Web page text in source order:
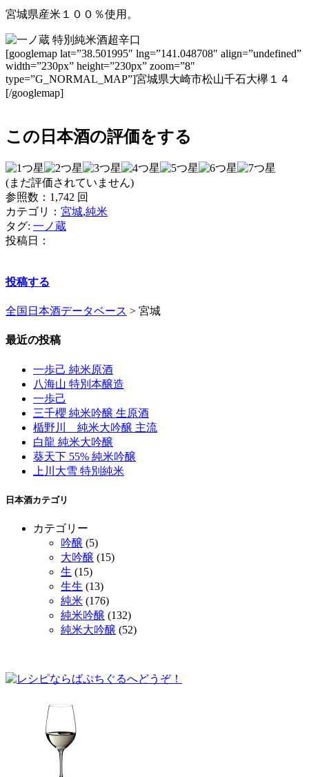
宮城県産米１００％使用。
[googlemap lat=”38.501995″ lng=”141.048708″ align=”undefined”
width=”230px” height=”230px” zoom=”8″
type=”G_NORMAL_MAP”]宮城県大崎市松山千石大欅１４
[/googlemap]
この日本酒の評価をする
(まだ評価されていません)
参照数：1,742 回
カテゴリ： 宮城,純米
タグ: 一ノ蔵
投稿日：
投稿する
全国日本酒データベース > 宮城
最近の投稿
一歩己 純米原酒
八海山 特別本醸造
一歩己
三千櫻 純米吟醸 生原酒
楯野川 純米大吟醸 主流
白龍 純米大吟醸
葵天下 55% 純米吟醸
上川大雪 特別純米
日本酒カテゴリ
カテゴリー
吟醸 (5)
大吟醸 (15)
生 (15)
生生 (13)
純米 (176)
純米吟醸 (132)
純米大吟醸 (52)